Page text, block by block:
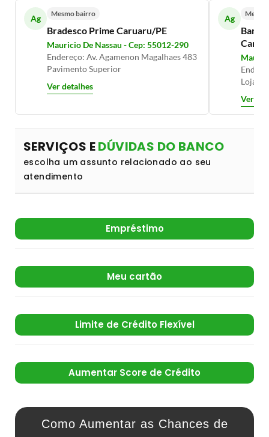
Ag Mesmo bairro
Bradesco Prime Caruaru/PE
Mauricio De Nassau - Cep: 55012-290
Endereço: Av. Agamenon Magalhaes 483
Pavimento Superior
Ver detalhes
Ag
Lojas
Ver
SERVIÇOS EDÚVIDAS DO BANCO
escolha um assunto relacionado ao seu
atendimento
Empréstimo
Meu cartão
Limite de Crédito Flexível
Aumentar Score de Crédito
Como Aumentar as Chances de